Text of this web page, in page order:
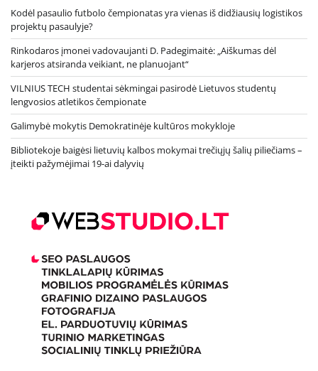
Kodėl pasaulio futbolo čempionatas yra vienas iš didžiausių logistikos
projektų pasaulyje?
Rinkodaros įmonei vadovaujanti D. Padegimaitė: „Aiškumas dėl
karjeros atsiranda veikiant, ne planuojant“
VILNIUS TECH studentai sėkmingai pasirodė Lietuvos studentų
lengvosios atletikos čempionate
Galimybė mokytis Demokratinėje kultūros mokykloje
Bibliotekoje baigėsi lietuvių kalbos mokymai trečiųjų šalių piliečiams –
įteikti pažymėjimai 19-ai dalyvių